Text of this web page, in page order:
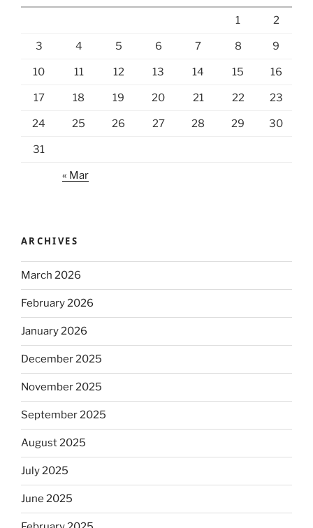
1 2
3 4 5 6 7 8 9
10 11 12 13 14 15 16
17 18 19 20 21 22 23
24 25 26 27 28 29 30
31
« Mar
ARCHIVES
March 2026
February 2026
January 2026
December 2025
November 2025
September 2025
August 2025
July 2025
June 2025